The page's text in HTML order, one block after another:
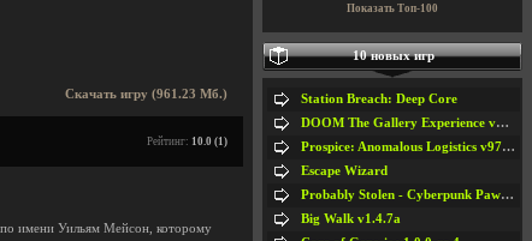
Скачать игру (961.23 Мб.)
Рейтинг: 10.0 (1)
по имени Уильям Мейсон, которому
Показать Топ-100
10 новых игр
Station Breach: Deep Core
DOOM The Gallery Experience v1.4.2
Prospice: Anomalous Logistics v97 [Playtest]
Escape Wizard
Probably Stolen - Cyberpunk Pawnshop Simulator v048c [Playtest]
Big Walk v1.4.7a